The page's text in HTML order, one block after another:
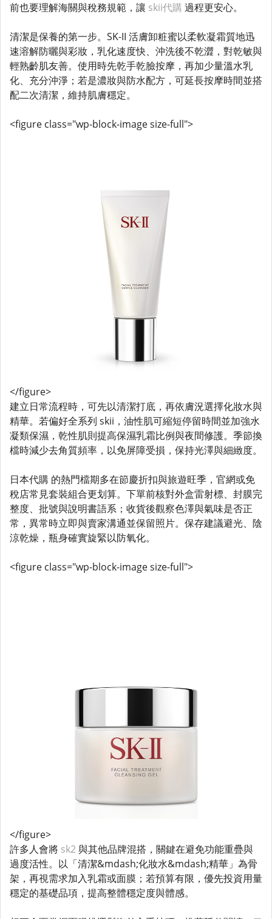
前也要理解海關與稅務規範，讓 skii代購過程更安心。
清潔是保養的第一步。SK-II 活膚卸粧蜜以柔軟凝霜質地迅
速溶解防曬與彩妝，乳化速度快、沖洗後不乾澀，對乾敏與
輕熟齡肌友善。使用時先乾手乾臉按摩，再加少量溫水乳
化、充分沖淨；若是濃妝與防水配方，可延長按摩時間並搭
配二次清潔，維持肌膚穩定。
<figure class="wp-block-image size-full">
</figure>
建立日常流程時，可先以清潔打底，再依膚況選擇化妝水與
精華。若偏好全系列 skii，油性肌可縮短停留時間並加強水
凝類保濕，乾性肌則提高保濕乳霜比例與夜間修護。季節換
檔時減少去角質頻率，以免屏障受損，保持光澤與細緻度。
日本代購 的熱門檔期多在節慶折扣與旅遊旺季，官網或免
稅店常見套裝組合更划算。下單前核對外盒雷射標、封膜完
整度、批號與說明書語系；收貨後觀察色澤與氣味是否正
常，異常時立即與賣家溝通並保留照片。保存建議避光、陰
涼乾燥，瓶身確實旋緊以防氧化。
<figure class="wp-block-image size-full">
</figure>
許多人會將 sk2與其他品牌混搭，關鍵在避免功能重疊與
過度活性。以「清潔&mdash;化妝水&mdash;精華」為骨
架，再視需求加入乳霜或面膜；若預算有限，優先投資用量
穩定的基礎品項，提高整體穩定度與體感。